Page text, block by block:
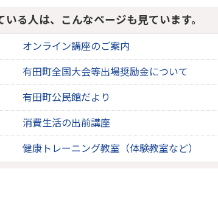
いる人は、こんなページも見ています。
オンライン講座のご案内
有田町全国大会等出場奨励金について
有田町公民館だより
消費生活の出前講座
健康トレーニング教室（体験教室など）